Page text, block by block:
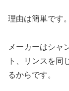
理由は簡単です。
メーカーはシャ
ト、リンスを同
るからです。